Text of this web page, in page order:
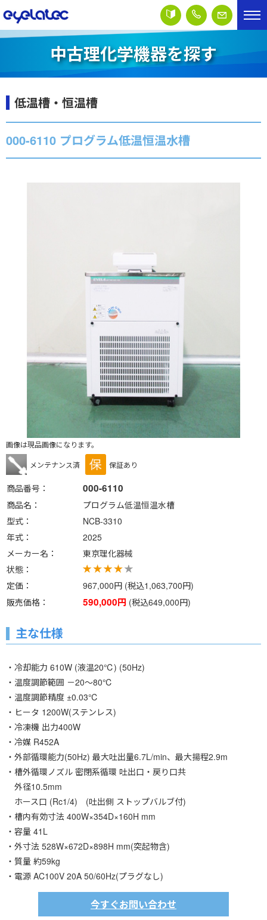
中古理化学機器を探す
低温槽・恒温槽
000-6110 プログラム低温恒温水槽
画像は現品画像になります。
メンテナンス済
保証あり
商品番号 000-6110
商品名
プログラム低温恒温水槽
型式
NCB-3310
年式
2025
メーカー名
東京理化器械
状態
定価
967,000円 (税込1,063,700円)
販売価格
590,000円 (税込649,000円)
主な仕様
・冷却能力 610W (液温20℃) (50Hz)
・温度調節範囲 －20～80℃
・温度調節精度 ±0.03℃
・ヒータ 1200W(ステンレス)
・冷凍機 出力400W
・冷媒 R452A
・外部循環能力(50Hz) 最大吐出量6.7L/min、最大揚程2.9m
・槽外循環ノズル 密閉系循環 吐出口・戻り口共
外径10.5mm
ホース口 (Rc1/4) (吐出側 ストップバルブ付)
・槽内有効寸法 400W×354D×160H mm
・容量 41L
・外寸法 528W×672D×898H mm(突起物含)
・質量 約59kg
・電源 AC100V 20A 50/60Hz(プラグなし)
今すぐお問い合わせ